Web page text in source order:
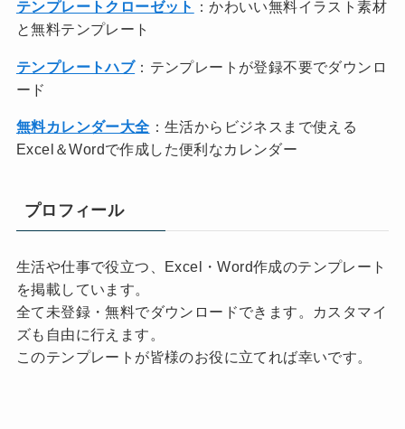
テンプレートクローゼット
：かわいい無料イラスト素材
と無料テンプレート
テンプレートハブ：テンプレートが登録不要でダウンロ
ード
無料カレンダー大全 ：生活からビジネスまで使える
Excel＆Wordで作成した便利なカレンダー
プロフィール
生活や仕事で役立つ、Excel・Word作成のテンプレート
を掲載しています。
全て未登録・無料でダウンロードできます。カスタマイ
ズも自由に行えます。
このテンプレートが皆様のお役に立てれば幸いです。